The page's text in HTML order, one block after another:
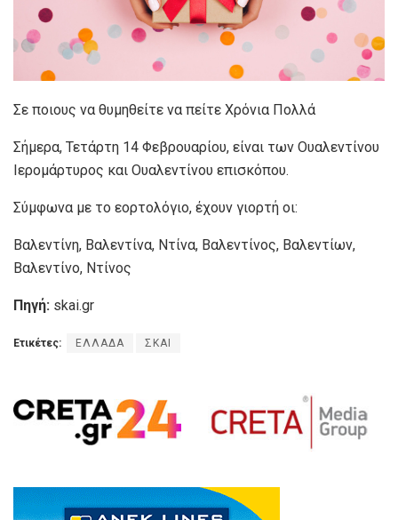
Σε ποιους να θυμηθείτε να πείτε Χρόνια Πολλά
Σήμερα, Τετάρτη 14 Φεβρουαρίου, είναι των Ουαλεντίνου
Ιερομάρτυρος και Ουαλεντίνου επισκόπου.
Σύμφωνα με το εορτολόγιο, έχουν γιορτή οι:
Βαλεντίνη, Βαλεντίνα, Ντίνα, Βαλεντίνος, Βαλεντίων,
Βαλεντίνο, Ντίνος
Πηγή: skai.gr
Ετικέτες: ΕΛΛΑΔΑ ΣΚΑΙ